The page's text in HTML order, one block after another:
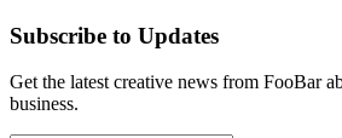
Subscribe to Updates
Get the latest creative news from FooBar
business.